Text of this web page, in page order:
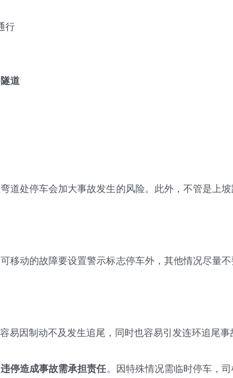
行
道
处停车会加大事故发生的风险。此外，不管是上坡
动的故障要设置警示标志停车外，其他情况尽量不
因制动不及发生追尾，同时也容易引发连环追尾事
停造成事故需承担责任。因特殊情况需临时停车，